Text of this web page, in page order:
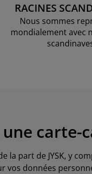
RACINES
Nous sommes
mondialement avec
une carte-
la part de JYSK, y
vos données